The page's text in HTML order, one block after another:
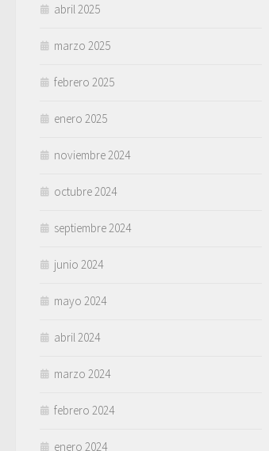
abril 2025
marzo 2025
febrero 2025
enero 2025
noviembre 2024
octubre 2024
septiembre 2024
junio 2024
mayo 2024
abril 2024
marzo 2024
febrero 2024
enero 2024